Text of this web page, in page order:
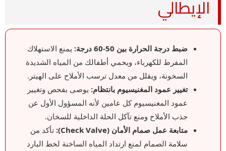
الإيطالي
ضبط درجة الحرارة بين 50-60 درجة:
يمنع الاستهلاك
المفرط للكهرباء، ويحمي أطفالك من المياه الشديدة
السخونة، ويقلل من معدل ترسب الأملاح على الهيتر.
تغيير عمود المغنيسيوم بانتظام: يوصى بفحص وتغيير
عمود المغنيسيوم كل عامين لأنه المسؤول الأول عن
جذب الأملاح ومنع تآكل الحلة الداخلية للسخان.
متابعة عمل صمام الأمان (Check Valve):
تأكد من
سلامة الصمام لمنع ارتداد المياه الساخنة لخط البارد